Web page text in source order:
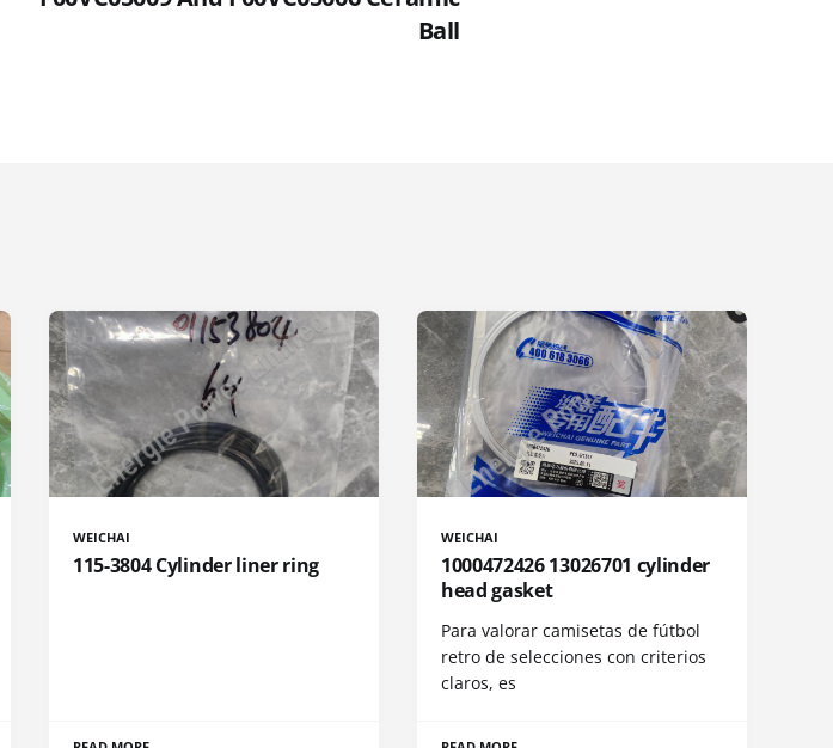
Ball
WEICHAI
115-3804 Cylinder liner ring
WEICHAI
1000472426 13026701 cylinder
head gasket
Para valorar camisetas de fútbol
retro de selecciones con criterios
claros, es